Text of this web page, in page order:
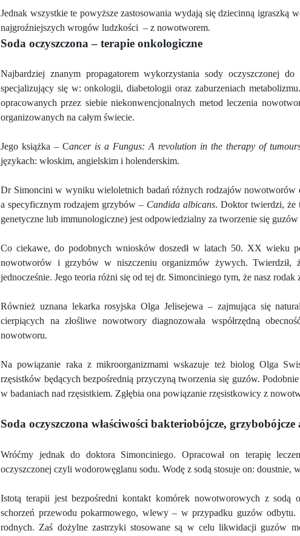
Jednak wszystkie te powyższe zastosowania wydają się dziecinną
najgroźniejszych wrogów ludzkości – z nowotworem.
Soda oczyszczona– terapie onkologiczne
Najbardziej znanym propagatorem wykorzystania sody
specjalizujący się w: onkologii, diabetologii oraz zaburzeniach
opracowanych przez siebie niekonwencjonalnych metod leczenia
organizowanych na całym świecie.
Jego książka – Cancer is a Fungus: A revolution in the therapy of
językach: włoskim, angielskim i holenderskim.
Dr Simoncini w wyniku wieloletnich badań różnych rodzajów nowotworów
a specyficznym rodzajem grzybów – Candida albicans. Doktor twierdzi, że
genetyczne lub immunologiczne) jest odpowiedzialny za tworzenie się
Co ciekawe, do podobnych wniosków doszedł w latach 50. XX wieku
nowotworów i grzybów w niszczeniu organizmów żywych. Twierdził,
jednocześnie. Jego teoria różni się od tej dr. Simonciniego tym, że nasz
Również uznana lekarka rosyjska Olga Jelisejewa – zajmująca się
cierpiących na złośliwe nowotwory diagnozowała współrzędną
nowotworu.
Na powiązanie raka z mikroorganizmami wskazuje też biolog Olga
rzęsistków będących bezpośrednią przyczyną tworzenia się guzów.
w badaniach nad rzęsistkiem. Zgłębia ona powiązanie rzęsistkowicy z
Soda oczyszczona właściwości bakteriobójcze,
Wróćmy jednak do doktora Simonciniego. Opracował on terapię
oczyszczonej czyli wodorowęglanu sodu. Wodę z sodą stosuje on:
Istotą terapii jest bezpośredni kontakt komórek nowotworowych z sodą
schorzeń przewodu pokarmowego, wlewy – w przypadku guzów odbytu.
rodnych. Zaś dożylne zastrzyki stosowane są w celu likwidacji guzów